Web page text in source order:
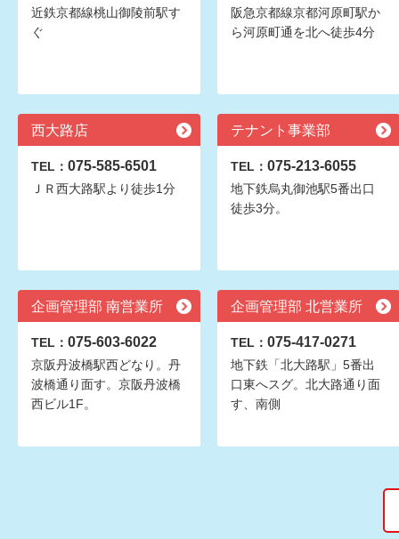
近鉄京都線桃山御陵前駅す
ぐ
阪急京都線京都河原町駅か
ら河原町通を北へ徒歩4分
西大路店
TEL： 075-585-6501
ＪＲ西大路駅より徒歩1分
テナント事業部
TEL： 075-213-6055
地下鉄烏丸御池駅5番出口
徒歩3分。
企画管理部 南営業所
TEL： 075-603-6022
京阪丹波橋駅西どなり。丹
波橋通り面す。京阪丹波橋
西ビル1F。
企画管理部 北営業所
TEL： 075-417-0271
地下鉄「北大路駅」5番出
口東へスグ。北大路通り面
す、南側